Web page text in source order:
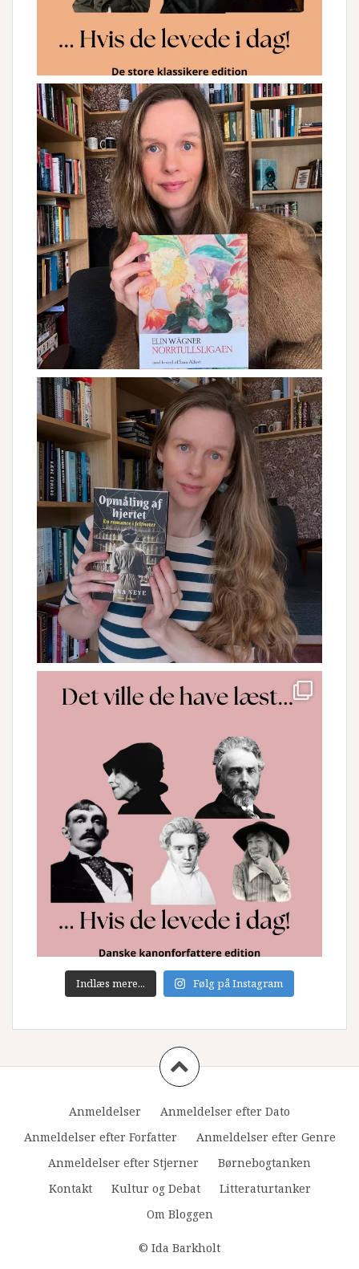
Indlæs mere... Følg på Instagram
Anmeldelser
Anmeldelser efter Dato
Anmeldelser efter Forfatter
Anmeldelser efter Genre
Anmeldelser efter Stjerner
Børnebogtanken
Kontakt
Kultur og Debat
Litteraturtanker
Om Bloggen
© Ida Barkholt